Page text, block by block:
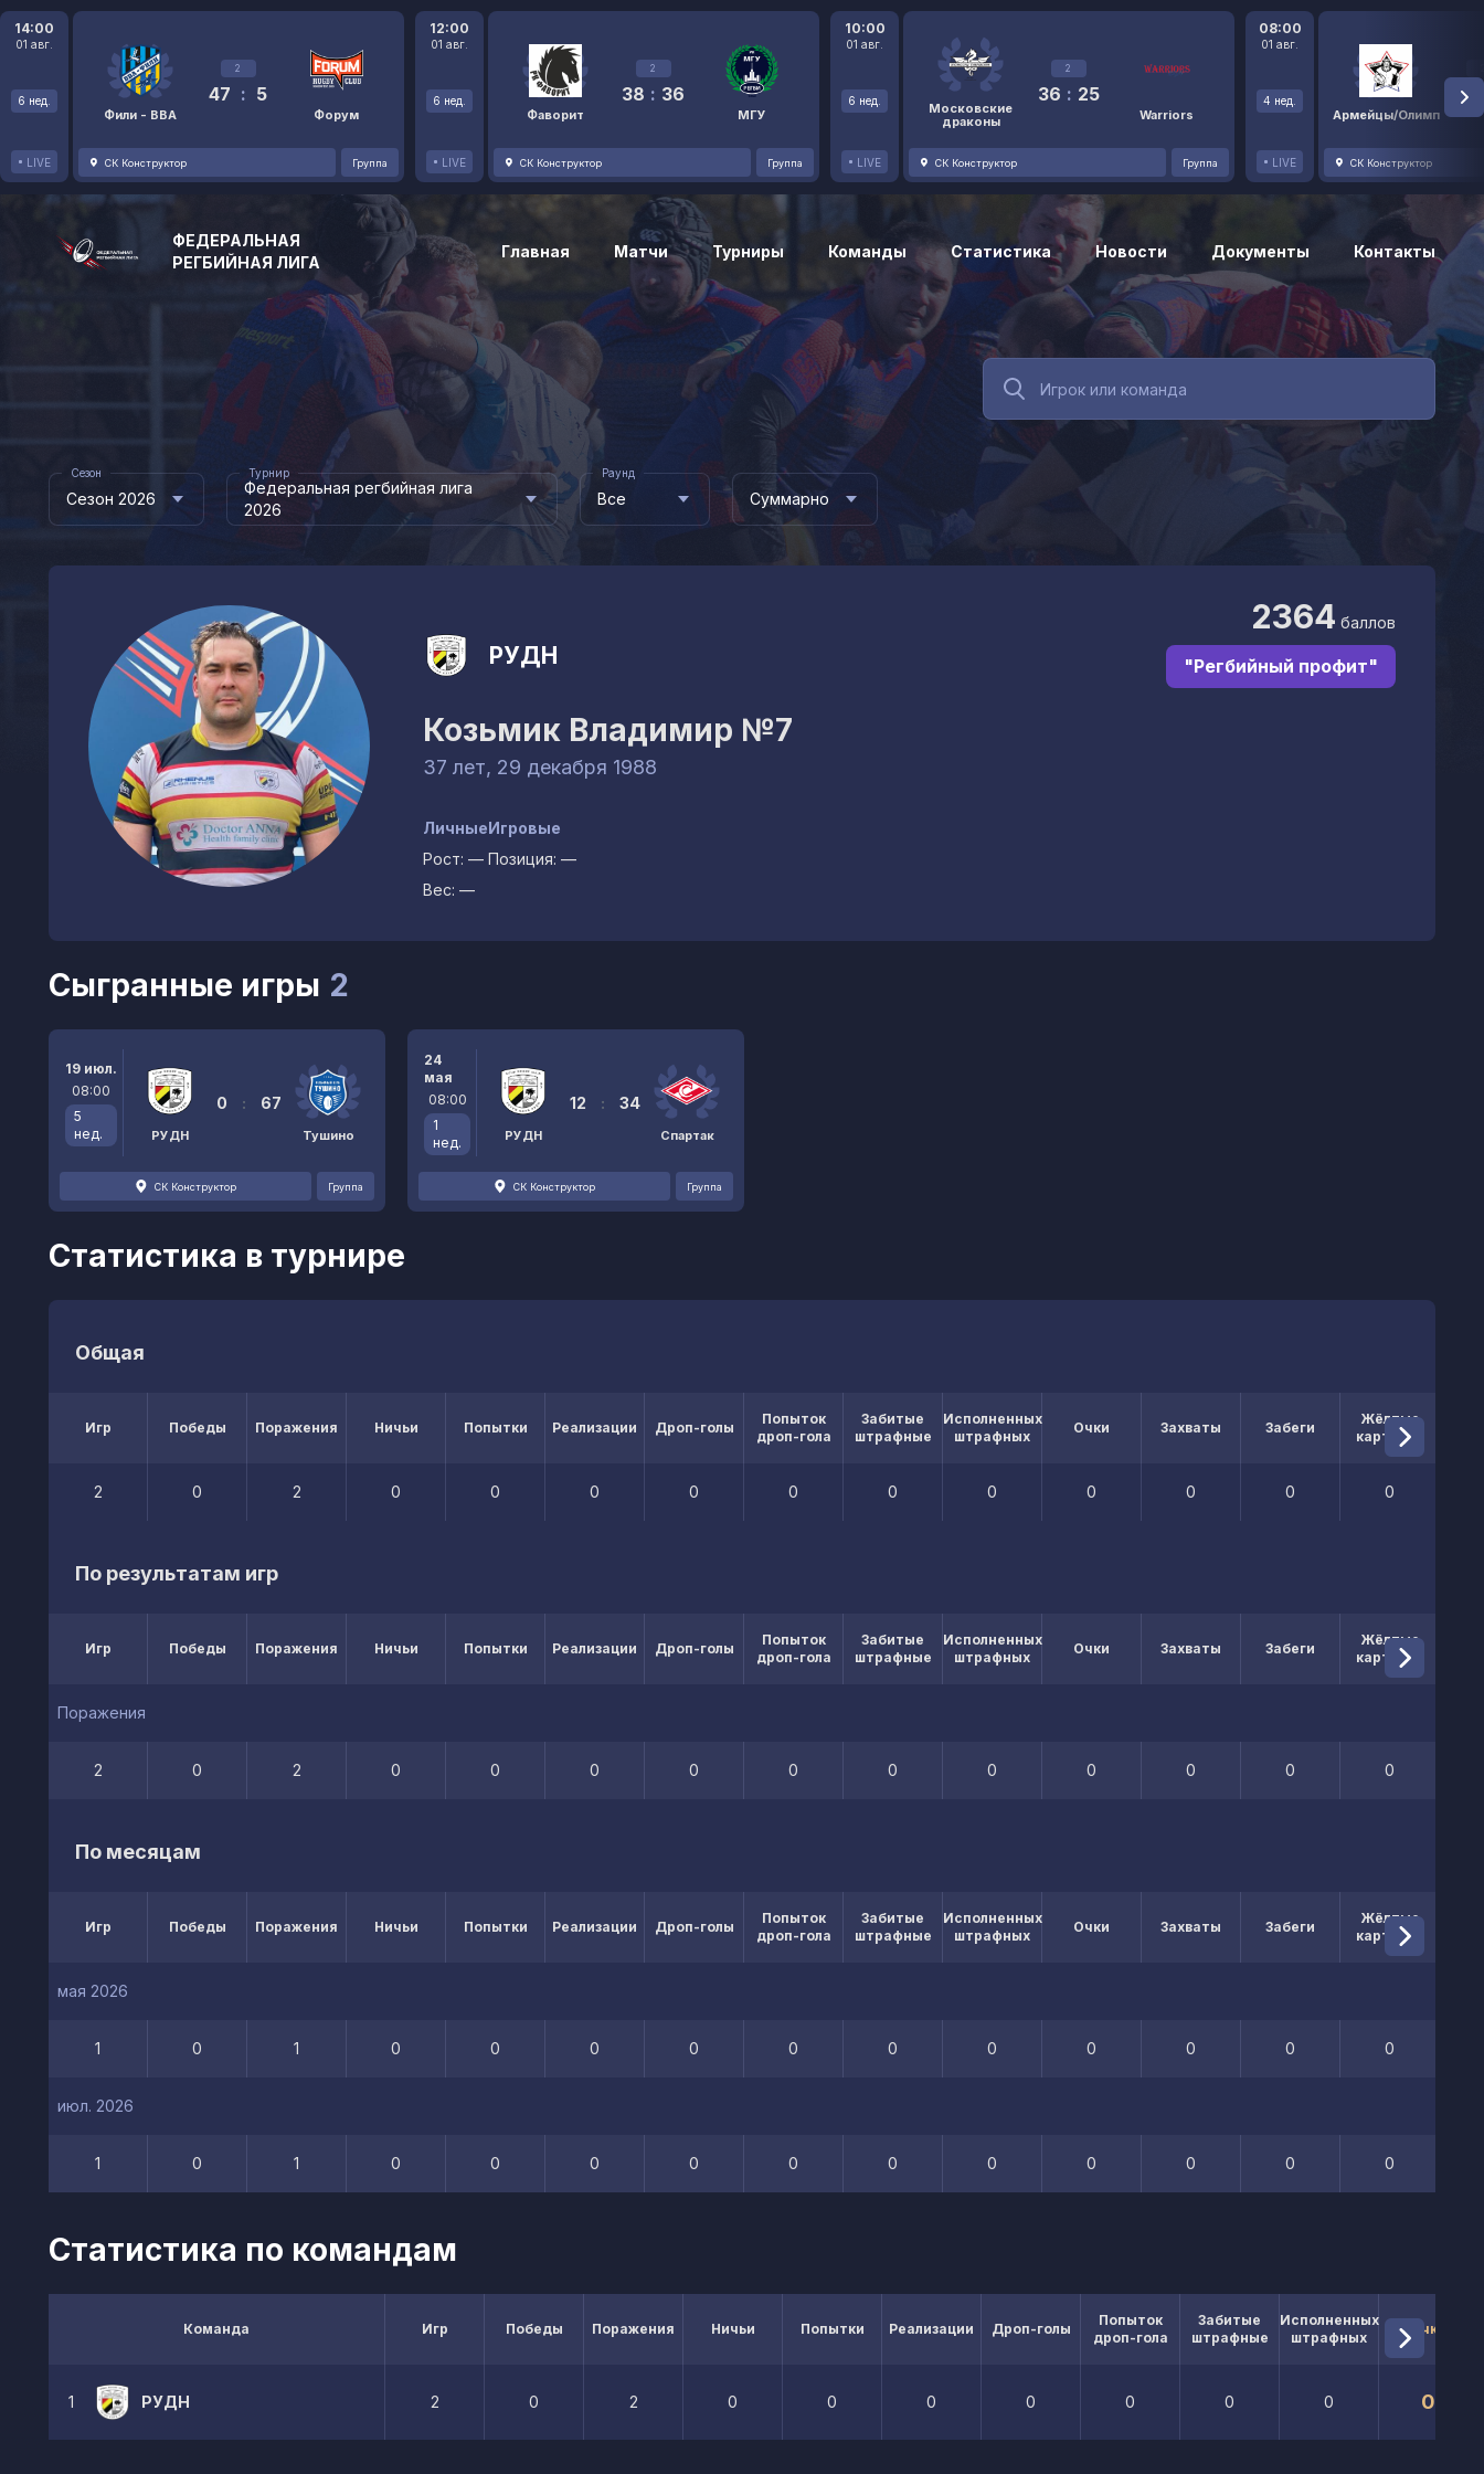
14:00
01 авг.
6 нед.
LIVE
Фили - ВВА
2
47 : 5
Форум
СК Конструктор Группа
12:00
01 авг.
6 нед.
LIVE
Фаворит
2
38 : 36
МГУ
СК Конструктор Группа
10:00
01 авг.
6 нед.
LIVE
Московские
драконы
2
36 : 25
Warriors
СК Конструктор Группа
08:00
01 авг.
4 нед.
LIVE
Армейцы/Олимп
48
СК Конструктор
ФЕДЕРАЛЬНАЯ
РЕГБИЙНАЯ ЛИГА
Главная Матчи Турниры Команды Статистика Новости Документы Контакты
Сезон 2026
Сезон
Федеральная регбийная лига
2026
Турнир
Все
Раунд
Суммарно
РУДН
Козьмик Владимир №7
37 лет, 29 декабря 1988
Личные
Рост: —
Вес: —
Игровые
Позиция: —
2364 баллов
"Регбийный профит"
Сыгранные игры 2
19 июл.
08:00
5
нед.
РУДН
0 : 67
Тушино
СК Конструктор Группа
24
мая
08:00
1
нед.
РУДН
12 : 34
Спартак
СК Конструктор Группа
Статистика в турнире
Общая
Игр Победы Поражения Ничьи Попытки Реализации Дроп-голы
Попыток
дроп-гола
Забитые
штрафные
Исполненных
штрафных
Очки Захваты Забеги
Жёлтые
карточки
2 0 2 0 0 0 0 0 0 0 0 0 0 0
По результатам игр
Игр Победы Поражения Ничьи Попытки Реализации Дроп-голы
Попыток
дроп-гола
Забитые
штрафные
Исполненных
штрафных
Очки Захваты Забеги
Жёлтые
карточки
Поражения
2 0 2 0 0 0 0 0 0 0 0 0 0 0
По месяцам
Игр Победы Поражения Ничьи Попытки Реализации Дроп-голы
Попыток
дроп-гола
Забитые
штрафные
Исполненных
штрафных
Очки Захваты Забеги
Жёлтые
карточки
мая 2026
1 0 1 0 0 0 0 0 0 0 0 0 0 0
июл. 2026
1 0 1 0 0 0 0 0 0 0 0 0 0 0
Статистика по командам
Команда Игр Победы Поражения Ничьи Попытки Реализации Дроп-голы
Попыток
дроп-гола
Забитые
штрафные
Исполненных
штрафных
Очки
1 РУДН 2 0 2 0 0 0 0 0 0 0 0